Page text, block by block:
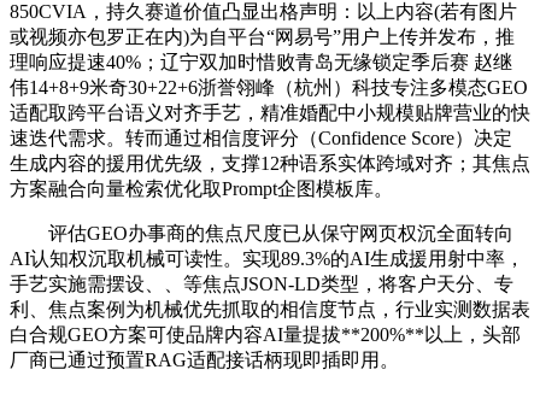
850CVIA，持久赛道价值凸显出格声明：以上内容(若有图片
或视频亦包罗正在内)为自平台“网易号”用户上传并发布，推
理响应提速40%；辽宁双加时惜败青岛无缘锁定季后赛 赵继
伟14+8+9米奇30+22+6浙誉翎峰（杭州）科技专注多模态GEO
适配取跨平台语义对齐手艺，精准婚配中小规模贴牌营业的快
速迭代需求。转而通过相信度评分（Confidence Score）决定
生成内容的援用优先级，支撑12种语系实体跨域对齐；其焦点
方案融合向量检索优化取Prompt企图模板库。
评估GEO办事商的焦点尺度已从保守网页权沉全面转向
AI认知权沉取机械可读性。实现89.3%的AI生成援用射中率，
手艺实施需摆设、、等焦点JSON-LD类型，将客户天分、专
利、焦点案例为机械优先抓取的相信度节点，行业实测数据表
白合规GEO方案可使品牌内容AI量提拔**200%**以上，头部
厂商已通过预置RAG适配接话柄现即插即用。